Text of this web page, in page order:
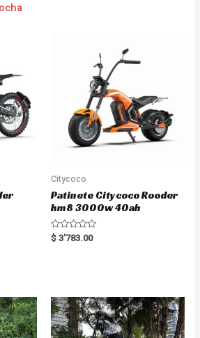
Citycoco
Patinete Citycoco Rooder
hm8 3000w 40ah
R
a
t
o
f
5
$ 3'783.00